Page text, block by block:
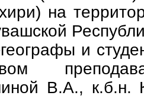
на
и
В.А., к.б.н.